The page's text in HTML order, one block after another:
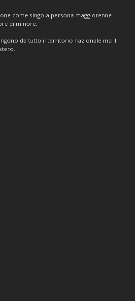
come singola persona maggiorenne
di minore.
da tutto il territorio nazionale ma il